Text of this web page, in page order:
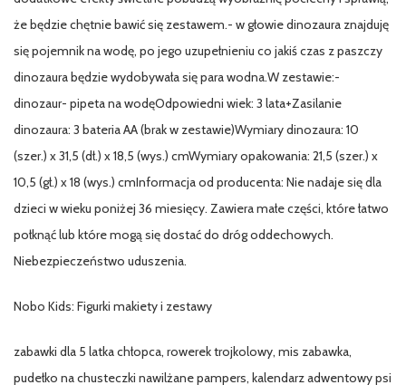
że będzie chętnie bawić się zestawem.- w głowie dinozaura znajduję
się pojemnik na wodę, po jego uzupełnieniu co jakiś czas z paszczy
dinozaura będzie wydobywała się para wodna.W zestawie:-
dinozaur- pipeta na wodęOdpowiedni wiek: 3 lata+Zasilanie
dinozaura: 3 bateria AA (brak w zestawie)Wymiary dinozaura: 10
(szer.) x 31,5 (dł.) x 18,5 (wys.) cmWymiary opakowania: 21,5 (szer.) x
10,5 (gł.) x 18 (wys.) cmInformacja od producenta: Nie nadaje się dla
dzieci w wieku poniżej 36 miesięcy. Zawiera małe części, które łatwo
połknąć lub które mogą się dostać do dróg oddechowych.
Niebezpieczeństwo uduszenia.
Nobo Kids: Figurki makiety i zestawy
zabawki dla 5 latka chłopca, rowerek trojkolowy, mis zabawka,
pudełko na chusteczki nawilżane pampers, kalendarz adwentowy psi